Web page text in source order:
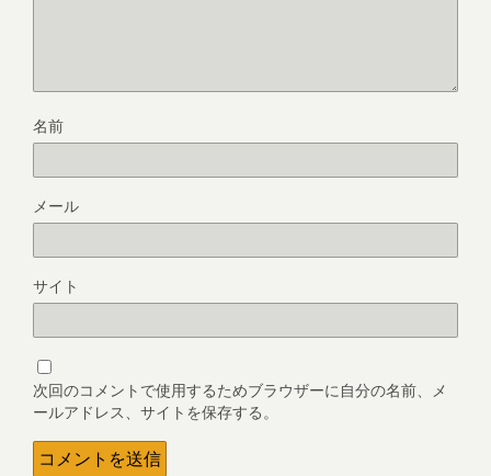
名前
メール
サイト
次回のコメントで使用するためブラウザーに自分の名前、メ
ールアドレス、サイトを保存する。